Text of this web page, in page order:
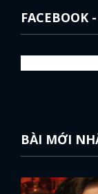
FACEBOOK
BÀI MỚI